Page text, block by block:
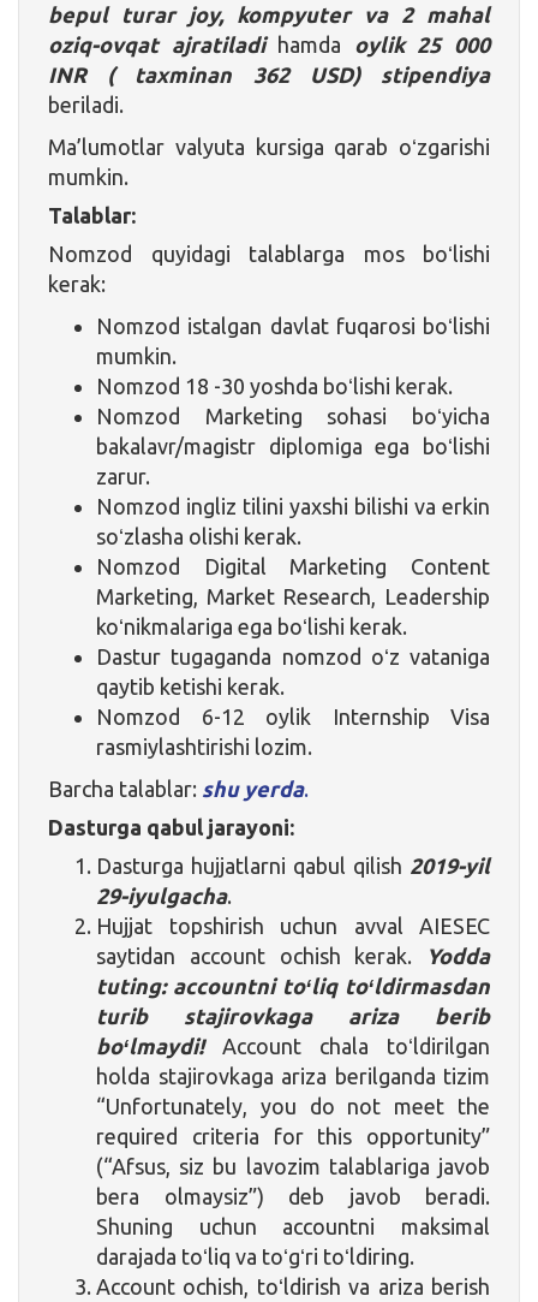
bepul turar joy, kompyuter va 2 mahal
oziq-ovqat ajratiladihamda oylik 25 000
INR ( taxminan 362 USD) stipendiya
beriladi.
Ma’lumotlar valyuta kursiga qarab oʻzgarishi
mumkin.
Talablar:
Nomzod quyidagi talablarga mos boʻlishi
kerak:
Nomzod istalgan davlat fuqarosi boʻlishi
mumkin.
Nomzod 18 -30 yoshda boʻlishi kerak.
Nomzod Marketing sohasi boʻyicha
bakalavr/magistr diplomiga ega boʻlishi
zarur.
Nomzod ingliz tilini yaxshi bilishi va erkin
soʻzlasha olishi kerak.
Nomzod Digital Marketing Content
Marketing, Market Research, Leadership
koʻnikmalariga ega boʻlishi kerak.
Dastur tugaganda nomzod oʻz vataniga
qaytib ketishi kerak.
Nomzod 6-12 oylik Internship Visa
rasmiylashtirishi lozim.
Barcha talablar: shu yerda.
Dasturga qabul jarayoni:
Dasturga hujjatlarni qabul qilish 2019-yil
29-iyulgacha.
Hujjat topshirish uchun avval AIESEC
saytidan account ochish kerak.
Yodda
tuting: accountni toʻliq toʻldirmasdan
turib stajirovkaga ariza berib
boʻlmaydi!Account chala toʻldirilgan
holda stajirovkaga ariza berilganda tizim
“Unfortunately, you do not meet the
required criteria for this opportunity”
(“Afsus, siz bu lavozim talablariga javob
bera olmaysiz”) deb javob beradi.
Shuning uchun accountni maksimal
darajada toʻliq va toʻgʻri toʻldiring.
Account ochish, toʻldirish va ariza berish